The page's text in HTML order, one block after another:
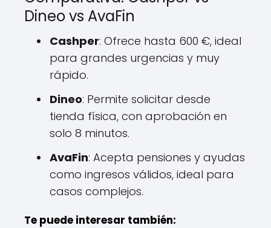
Dineo vs AvaFin
Cashper: Ofrece hasta 600 €, ideal
para grandes urgencias y muy
rápido.
Dineo: Permite solicitar desde
tienda física, con aprobación en
solo 8 minutos.
AvaFin: Acepta pensiones y ayudas
como ingresos válidos, ideal para
casos complejos.
Te puede interesar también: